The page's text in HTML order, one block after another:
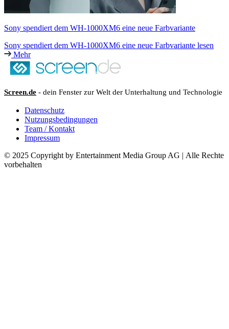
Sony spendiert dem WH-1000XM6 eine neue Farbvariante
Sony spendiert dem WH-1000XM6 eine neue Farbvariante lesen
Mehr
Screen.de - dein Fenster zur Welt der Unterhaltung und Technologie
Datenschutz
Nutzungsbedingungen
Team / Kontakt
Impressum
© 2025 Copyright by Entertainment Media Group AG | Alle Rechte
vorbehalten